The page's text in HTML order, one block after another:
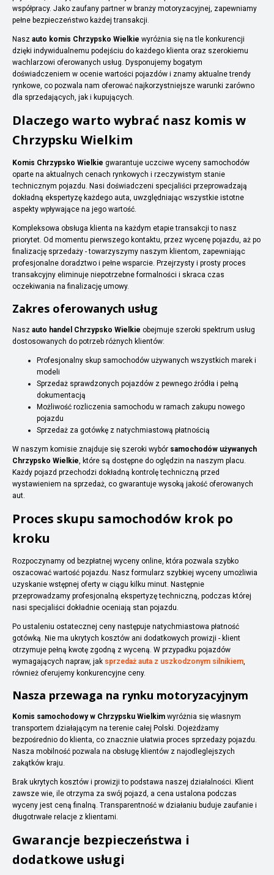
współpracy. Jako zaufany partner w branży motoryzacyjnej, zapewniamy
pełne bezpieczeństwo każdej transakcji.
Nasz auto komis Chrzypsko Wielkie wyróżnia się na tle konkurencji
dzięki indywidualnemu podejściu do każdego klienta oraz szerokiemu
wachlarzowi oferowanych usług. Dysponujemy bogatym
doświadczeniem w ocenie wartości pojazdów i znamy aktualne trendy
rynkowe, co pozwala nam oferować najkorzystniejsze warunki zarówno
dla sprzedających, jak i kupujących.
Dlaczego warto wybrać nasz komis w
Chrzypsku Wielkim
Komis Chrzypsko Wielkie gwarantuje uczciwe wyceny samochodów
oparte na aktualnych cenach rynkowych i rzeczywistym stanie
technicznym pojazdu. Nasi doświadczeni specjaliści przeprowadzają
dokładną ekspertyzę każdego auta, uwzględniając wszystkie istotne
aspekty wpływające na jego wartość.
Kompleksowa obsługa klienta na każdym etapie transakcji to nasz
priorytet. Od momentu pierwszego kontaktu, przez wycenę pojazdu, aż po
finalizację sprzedaży - towarzyszymy naszym klientom, zapewniając
profesjonalne doradztwo i pełne wsparcie. Przejrzysty i prosty proces
transakcyjny eliminuje niepotrzebne formalności i skraca czas
oczekiwania na finalizację umowy.
Zakres oferowanych usług
Nasz auto handel Chrzypsko Wielkie obejmuje szeroki spektrum usług
dostosowanych do potrzeb różnych klientów:
Profesjonalny skup samochodów używanych wszystkich marek i
modeli
Sprzedaż sprawdzonych pojazdów z pewnego źródła i pełną
dokumentacją
Możliwość rozliczenia samochodu w ramach zakupu nowego
pojazdu
Sprzedaż za gotówkę z natychmiastową płatnością
W naszym komisie znajduje się szeroki wybór samochodów używanych
Chrzypsko Wielkie, które są dostępne do oględzin na naszym placu.
Każdy pojazd przechodzi dokładną kontrolę techniczną przed
wystawieniem na sprzedaż, co gwarantuje wysoką jakość oferowanych
aut.
Proces skupu samochodów krok po
kroku
Rozpoczynamy od bezpłatnej wyceny online, która pozwala szybko
oszacować wartość pojazdu. Nasz formularz szybkiej wyceny umożliwia
uzyskanie wstępnej oferty w ciągu kilku minut. Następnie
przeprowadzamy profesjonalną ekspertyzę techniczną, podczas której
nasi specjaliści dokładnie oceniają stan pojazdu.
Po ustaleniu ostatecznej ceny następuje natychmiastowa płatność
gotówką. Nie ma ukrytych kosztów ani dodatkowych prowizji - klient
otrzymuje pełną kwotę zgodną z wyceną. W przypadku pojazdów
wymagających napraw, jak sprzedaż auta z uszkodzonym silnikiem,
również oferujemy konkurencyjne ceny.
Nasza przewaga na rynku motoryzacyjnym
Komis samochodowy w Chrzypsku Wielkim wyróżnia się własnym
transportem działającym na terenie całej Polski. Dojeżdżamy
bezpośrednio do klienta, co znacznie ułatwia proces sprzedaży pojazdu.
Nasza mobilność pozwala na obsługę klientów z najodleglejszych
zakątków kraju.
Brak ukrytych kosztów i prowizji to podstawa naszej działalności. Klient
zawsze wie, ile otrzyma za swój pojazd, a cena ustalona podczas
wyceny jest ceną finalną. Transparentność w działaniu buduje zaufanie i
długotrwałe relacje z klientami.
Gwarancje bezpieczeństwa i
dodatkowe usługi